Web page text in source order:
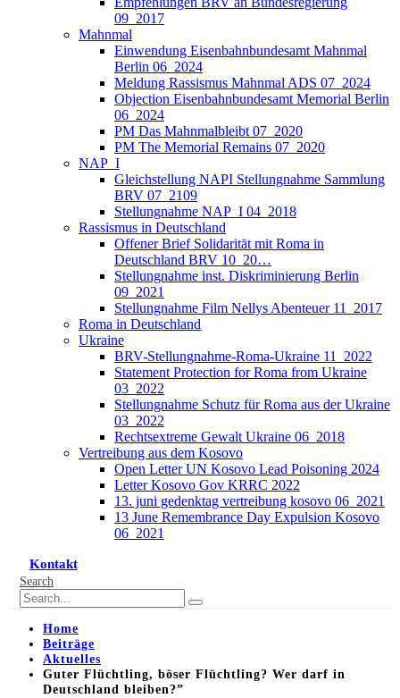
09_2017
Mahnmal
Einwendung Eisenbahnbundesamt Mahnmal
Berlin 06_2024
Meldung Rassismus Mahnmal ADS 07_2024
Objection Eisenbahnbundesamt Memorial Berlin
06_2024
PM Das Mahnmalbleibt 07_2020
PM The Memorial Remains 07_2020
NAP_I
Gleichstellung NAPI Stellungnahme Sammlung
BRV 07_2109
Stellungnahme NAP_I 04_2018
Rassismus in Deutschland
Offener Brief Solidarität mit Roma in
Deutschland BRV 10_20…
Stellungnahme inst. Diskriminierung Berlin
09_2021
Stellungnahme Film Nellys Abenteuer 11_2017
Roma in Deutschland
Ukraine
BRV-Stellungnahme-Roma-Ukraine 11_2022
Statement Protection for Roma from Ukraine
03_2022
Stellungnahme Schutz für Roma aus der Ukraine
03_2022
Rechtsextreme Gewalt Ukraine 06_2018
Vertreibung aus dem Kosovo
Open Letter UN Kosovo Lead Poisoning 2024
Letter Kosovo Gov KRRC 2022
13. juni gedenktag vertreibung kosovo 06_2021
13 June Remembrance Day Expulsion Kosovo
06_2021
Kontakt
Search
Home
Beiträge
Aktuelles
Guter Flüchtling, böser Flüchtling? Wer darf in
Deutschland bleiben?”